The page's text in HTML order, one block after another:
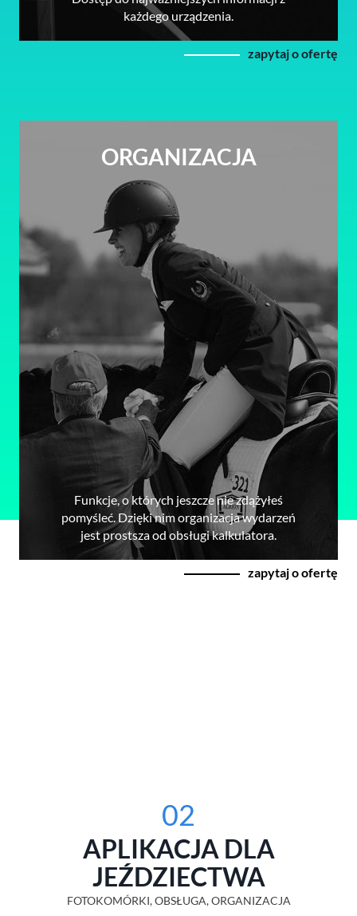
każdego urządzenia.
zapytaj o ofertę
ORGANIZACJA
Funkcje, o których jeszcze nie zdążyłeś
pomyśleć. Dzięki nim organizacja wydarzeń
jest prostsza od obsługi kalkulatora.
zapytaj o ofertę
02
APLIKACJA DLA
JEŹDZIECTWA
FOTOKOMÓRKI, OBSŁUGA, ORGANIZACJA